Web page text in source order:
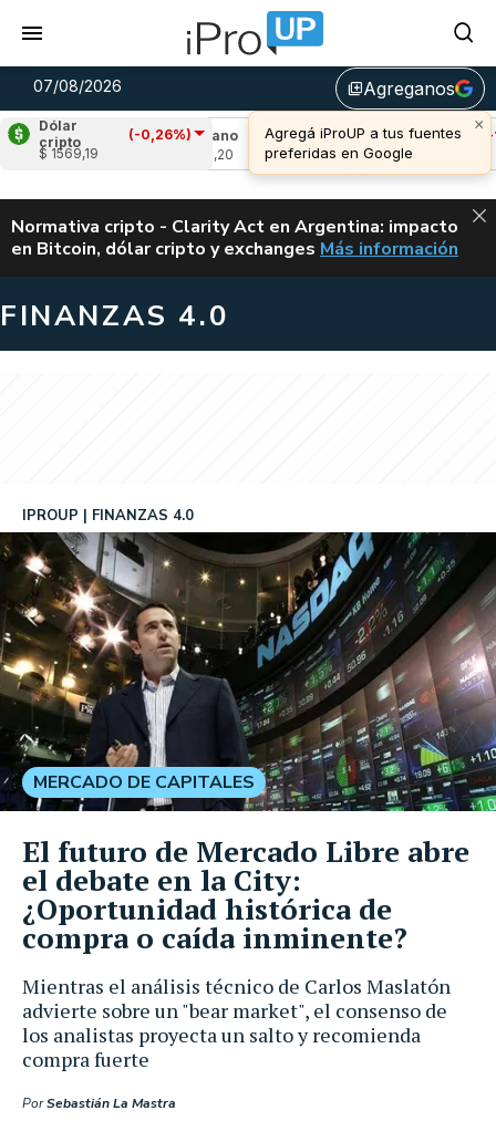
07/08/2026 library_addAgreganos
×
Agregá iProUP a tus fuentes
preferidas en Google
Dólar
cripto
(-0,26%)
$ 1569,19
Cardano
(-2,97%)
Avalanche (-
u$s 6,40
ALERTA
Normativa cripto - Clarity Act en Argentina: impacto
en Bitcoin, dólar cripto y exchanges CLARITY ACT EN
Más información
FINANZAS 4.0
Mientras el análisis técnico de Carlos Maslatón
advierte sobre un "bear market", el consenso de
los analistas proyecta un salto y recomienda
compra fuerte
IPROUP FINANZAS 4.0
PorSebastián La Mastra
MERCADO DE CAPITALES
El futuro de Mercado Libre abre
el debate en la City:
¿Oportunidad histórica de
compra o caída inminente?